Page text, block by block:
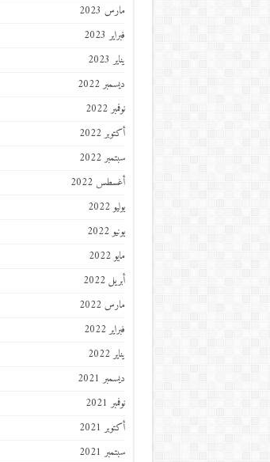
مارس 2023
فبراير 2023
يناير 2023
ديسمبر 2022
نوفمبر 2022
أكتوبر 2022
سبتمبر 2022
أغسطس 2022
يوليو 2022
يونيو 2022
مايو 2022
أبريل 2022
مارس 2022
فبراير 2022
يناير 2022
ديسمبر 2021
نوفمبر 2021
أكتوبر 2021
سبتمبر 2021